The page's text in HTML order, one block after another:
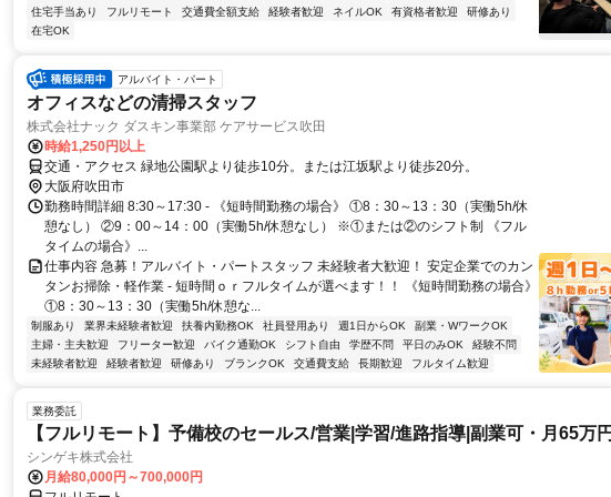
住宅手当あり フルリモート 交通費全額支給 経験者歓迎 ネイルOK 有資格者歓迎
研修あり
在宅OK
アルバイト・パート
オフィスなどの清掃スタッフ
株式会社ナック ダスキン事業部 ケアサービス吹田
時給1,250円以上
交通・アクセス 緑地公園駅より徒歩10分。または江坂駅より徒歩20分。
大阪府吹田市
勤務時間詳細 8:30～17:30 - 《短時間勤務の場合》 ①8：30～13：30（実働5h/休
憩なし） ②9：00～14：00（実働5h/休憩なし） ※①または②のシフト制 《フル
タイムの場合》...
仕事内容 急募！アルバイト・パートスタッフ 未経験者大歓迎！ 安定企業でのカン
タンお掃除・軽作業 - 短時間ｏｒフルタイムが選べます！！ 《短時間勤務の場合》
①8：30～13：30（実働5h/休憩な...
制服あり 業界未経験者歓迎 扶養内勤務OK 社員登用あり 週1日からOK
副業・WワークOK
主婦・主夫歓迎
フリーター歓迎 バイク通勤OK シフト自由 学歴不問 平日のみOK
経験不問
未経験者歓迎
経験者歓迎 研修あり ブランクOK 交通費支給 長期歓迎 フルタイム歓迎
業務委託
【フルリモート】予備校のセールス/営業|学習/進路指導|副業可・月65万
シンゲキ株式会社
月給80,000円～700,000円